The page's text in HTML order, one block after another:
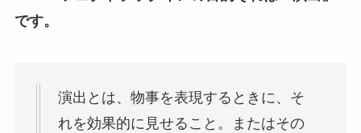
です。
演出とは、物事を表現するときに、そ
れを効果的に見せること。またはその